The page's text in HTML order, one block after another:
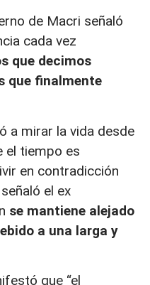
de Macri señaló
cada vez
que decimos
que finalmente
a mirar la vida desde
el tiempo es
en contradicción
el ex
se mantiene alejado
a una larga y
que “el